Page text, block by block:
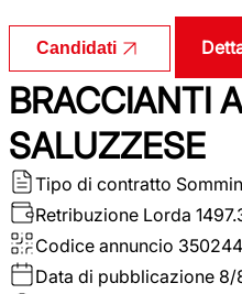
Candidati
BRACCIANTI
SALUZZESE
Tipo di contratto
Retribuzione Lorda
Codice annuncio 350244
Data di pubblicazione 8/